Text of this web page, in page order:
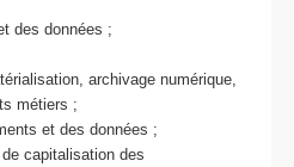
des données ;
archivage numérique,
métiers ;
et des données ;
capitalisation des